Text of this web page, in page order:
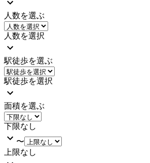
人数を選ぶ
人数を選択
駅徒歩を選ぶ
駅徒歩を選択
面積を選ぶ
下限なし
〜
上限なし